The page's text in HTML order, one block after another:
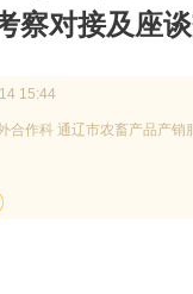
察对接及座
15:44
合作科 通辽市农畜产品产销